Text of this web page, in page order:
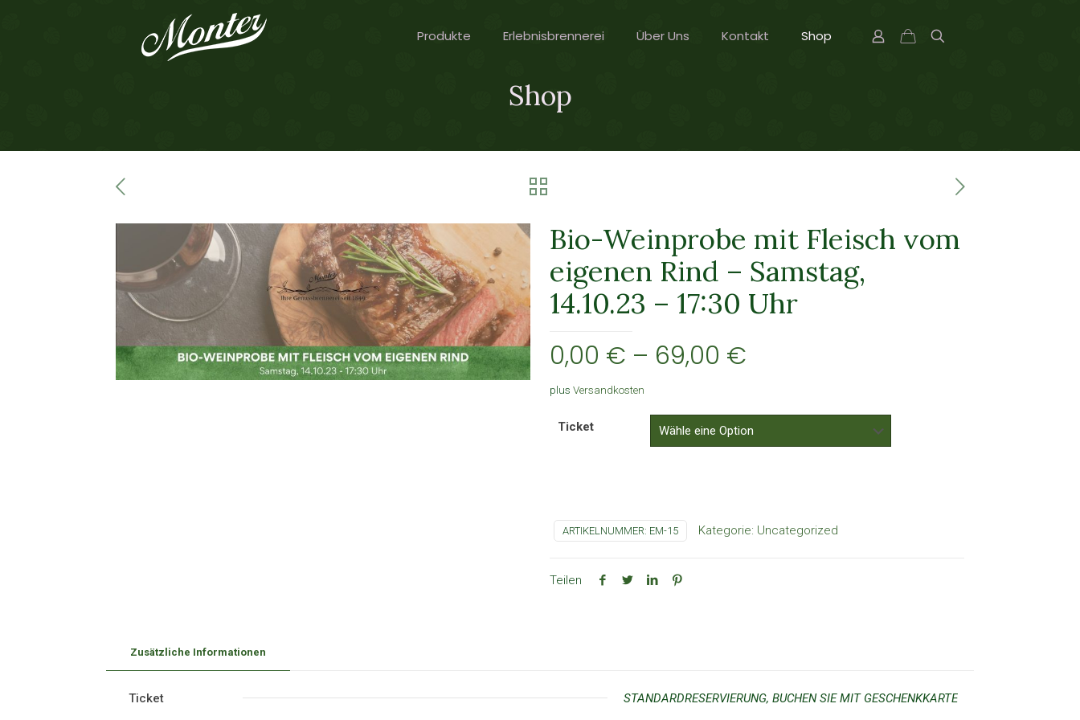
Produkte Erlebnisbrennerei Über Uns Kontakt Shop
Shop
Bio-Weinprobe mit Fleisch vom
eigenen Rind – Samstag,
14.10.23 – 17:30 Uhr
0,00 € – 69,00 €
plus Versandkosten
Ticket
ARTIKELNUMMER: EM-15 Kategorie: Uncategorized
Teilen
Zusätzliche Informationen
Ticket STANDARDRESERVIERUNG, BUCHEN SIE MIT GESCHENKKARTE